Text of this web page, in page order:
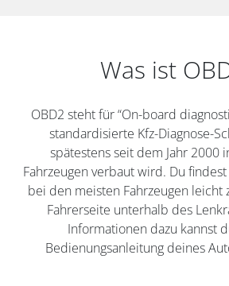
Was ist
OBD2 steht für “On-board
standardisierte Kfz-Diagnose-
spätestens seit dem Jahr 2000
Fahrzeugen verbaut wird. Du
bei den meisten Fahrzeugen leicht
Fahrerseite unterhalb des
Informationen dazu kannst
Bedienungsanleitung deines